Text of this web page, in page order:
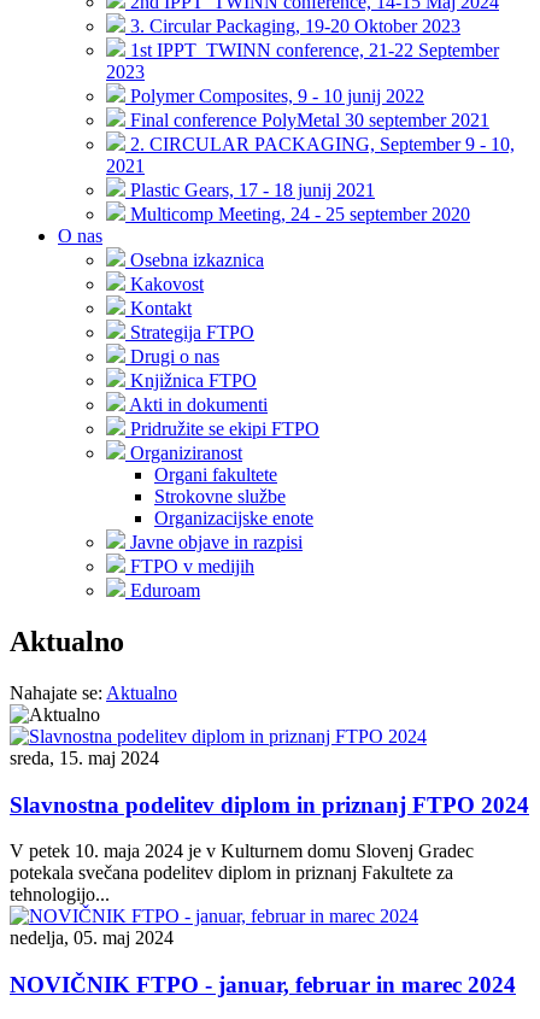
3. Circular Packaging, 19-20 Oktober 2023
1st IPPT_TWINN conference, 21-22 September
2023
Polymer Composites, 9 - 10 junij 2022
Final conference PolyMetal 30 september 2021
2. CIRCULAR PACKAGING, September 9 - 10,
2021
Plastic Gears, 17 - 18 junij 2021
Multicomp Meeting, 24 - 25 september 2020
O nas
Osebna izkaznica
Kakovost
Kontakt
Strategija FTPO
Drugi o nas
Knjižnica FTPO
Akti in dokumenti
Pridružite se ekipi FTPO
Organiziranost
Organi fakultete
Strokovne službe
Organizacijske enote
Javne objave in razpisi
FTPO v medijih
Eduroam
Aktualno
Nahajate se: Aktualno
sreda, 15. maj 2024
Slavnostna podelitev diplom in priznanj FTPO 2024
V petek 10. maja 2024 je v Kulturnem domu Slovenj Gradec
potekala svečana podelitev diplom in priznanj Fakultete za
tehnologijo...
nedelja, 05. maj 2024
NOVIČNIK FTPO - januar, februar in marec 2024